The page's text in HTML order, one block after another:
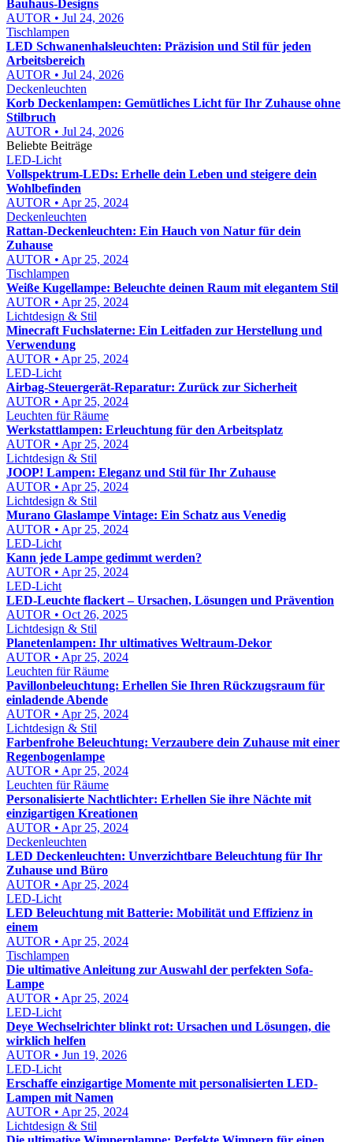
Bauhaus-Designs
AUTOR • Jul 24, 2026
Tischlampen
LED Schwanenhalsleuchten: Präzision und Stil für jeden
Arbeitsbereich
AUTOR • Jul 24, 2026
Deckenleuchten
Korb Deckenlampen: Gemütliches Licht für Ihr Zuhause ohne
Stilbruch
AUTOR • Jul 24, 2026
Beliebte Beiträge
LED-Licht
Vollspektrum-LEDs: Erhelle dein Leben und steigere dein
Wohlbefinden
AUTOR • Apr 25, 2024
Deckenleuchten
Rattan-Deckenleuchten: Ein Hauch von Natur für dein
Zuhause
AUTOR • Apr 25, 2024
Tischlampen
Weiße Kugellampe: Beleuchte deinen Raum mit elegantem Stil
AUTOR • Apr 25, 2024
Lichtdesign & Stil
Minecraft Fuchslaterne: Ein Leitfaden zur Herstellung und
Verwendung
AUTOR • Apr 25, 2024
LED-Licht
Airbag-Steuergerät-Reparatur: Zurück zur Sicherheit
AUTOR • Apr 25, 2024
Leuchten für Räume
Werkstattlampen: Erleuchtung für den Arbeitsplatz
AUTOR • Apr 25, 2024
Lichtdesign & Stil
JOOP! Lampen: Eleganz und Stil für Ihr Zuhause
AUTOR • Apr 25, 2024
Lichtdesign & Stil
Murano Glaslampe Vintage: Ein Schatz aus Venedig
AUTOR • Apr 25, 2024
LED-Licht
Kann jede Lampe gedimmt werden?
AUTOR • Apr 25, 2024
LED-Licht
LED-Leuchte flackert – Ursachen, Lösungen und Prävention
AUTOR • Oct 26, 2025
Lichtdesign & Stil
Planetenlampen: Ihr ultimatives Weltraum-Dekor
AUTOR • Apr 25, 2024
Leuchten für Räume
Pavillonbeleuchtung: Erhellen Sie Ihren Rückzugsraum für
einladende Abende
AUTOR • Apr 25, 2024
Lichtdesign & Stil
Farbenfrohe Beleuchtung: Verzaubere dein Zuhause mit einer
Regenbogenlampe
AUTOR • Apr 25, 2024
Leuchten für Räume
Personalisierte Nachtlichter: Erhellen Sie ihre Nächte mit
einzigartigen Kreationen
AUTOR • Apr 25, 2024
Deckenleuchten
LED Deckenleuchten: Unverzichtbare Beleuchtung für Ihr
Zuhause und Büro
AUTOR • Apr 25, 2024
LED-Licht
LED Beleuchtung mit Batterie: Mobilität und Effizienz in
einem
AUTOR • Apr 25, 2024
Tischlampen
Die ultimative Anleitung zur Auswahl der perfekten Sofa-
Lampe
AUTOR • Apr 25, 2024
LED-Licht
Deye Wechselrichter blinkt rot: Ursachen und Lösungen, die
wirklich helfen
AUTOR • Jun 19, 2026
LED-Licht
Erschaffe einzigartige Momente mit personalisierten LED-
Lampen mit Namen
AUTOR • Apr 25, 2024
Lichtdesign & Stil